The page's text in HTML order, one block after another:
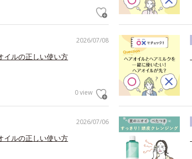
2026/07/08
イルの正しい使い方
0 view
2026/07/06
イルの正しい使い方